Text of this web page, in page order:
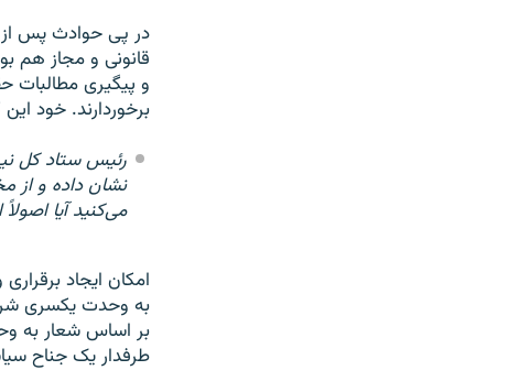
در پی حوادث پس از
قانونی و مجاز هم
و پیگیری مطالبات
برخوردارند. خود
رئیس ستاد کل
نشان داده و از
می‌کنید آیا
امکان ایجاد
به وحدت یکسری
بر اساس شعار به
طرفدار یک جناح